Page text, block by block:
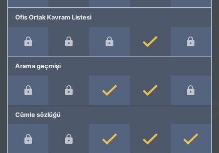
Ofis Ortak Kavram Listesi
Arama geçmişi
Cümle sözlüğü